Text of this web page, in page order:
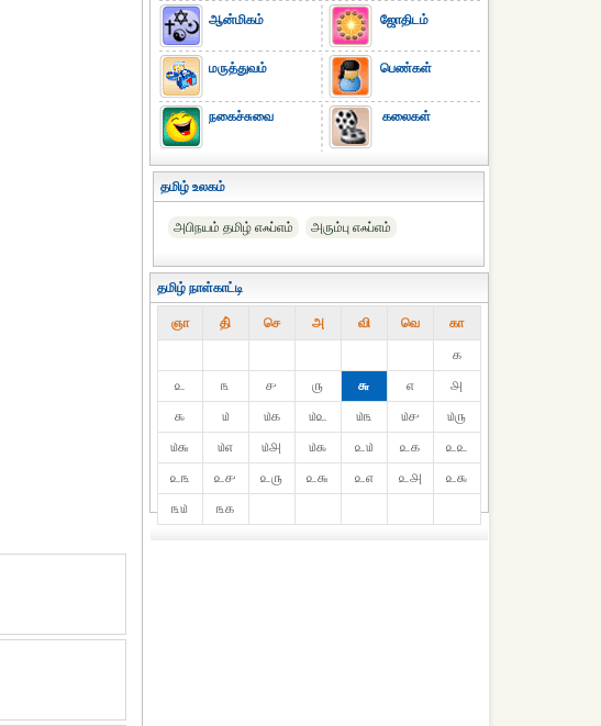
ஆன்மிகம்
மருத்துவம்
நகைச்சுவை
ஜோதிடம்
பெண்கள்
கலைகள்
தமிழ் உலகம்
அபிநயம் தமிழ் எஃப்எம் அரும்பு எஃப்எம்
தமிழ் நாள்காட்டி
ஞா தி் செ அ வி வெ கா
௧
௨
௩ ௪ ௫ ௬ ௭
௮
௯
௰ ௰௧ ௰௨ ௰௩ ௰௪
௰௫
௰௬
௰௭ ௰௮ ௰௯ ௨௰ ௨௧
௨௨
௨௩
௨௪ ௨௫ ௨௬ ௨௭ ௨௮
௨௯
௩௰
௩௧